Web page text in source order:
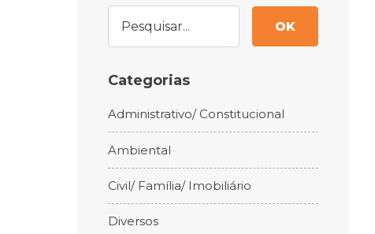
OK
Categorias
Administrativo/ Constitucional
Ambiental
Civil/ Família/ Imobiliário
Diversos